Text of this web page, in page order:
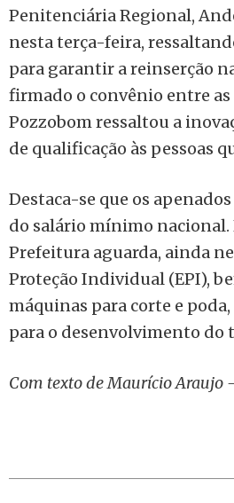
Penitenciária Regional,
nesta terça-feira,
para garantir a reinserção
firmado o convênio entre
Pozzobom ressaltou a
de qualificação às pessoas
Destaca-se que os
do salário mínimo nacional.
Prefeitura aguarda, ainda
Proteção Individual (EPI),
máquinas para corte e
para o desenvolvimento do
Com texto de Maurício Araujo